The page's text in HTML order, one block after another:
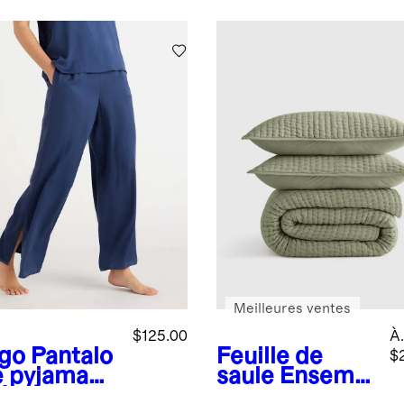
Pantalo
pyjama
$125.00
Feuille de
saule Ensembl
Meilleures ventes